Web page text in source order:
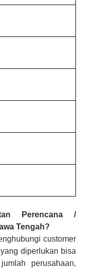
Perencana /
Tengah?
customer
diperlukan bisa
perusahaan,